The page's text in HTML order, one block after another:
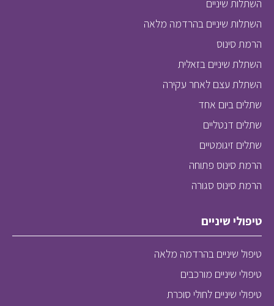
השתלות שיניים
השתלות שיניים בהרדמה מלאה
הרמת סינוס
השתלת שיניים בזאלית
השתלת עצם לאחר עקירה
שתלים ביום אחד
שתלים דנטליים
שתלים זיגומטיים
הרמת סינוס פתוחה
הרמת סינוס סגורה
טיפולי שיניים
טיפול שיניים בהרדמה מלאה
טיפולי שיניים מורכבים
טיפולי שיניים לחולי סוכרת